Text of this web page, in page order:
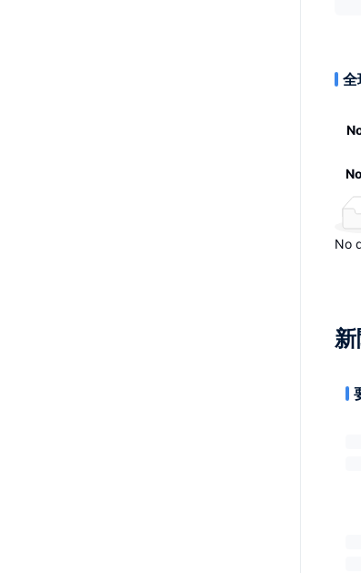
全
No
No